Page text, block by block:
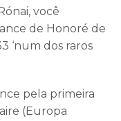
você
de Honoré de
‘num dos raros
pela primeira
(Europa